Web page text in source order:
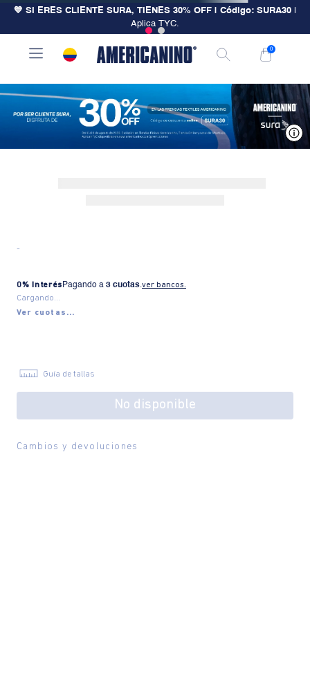
💙 SI ERES CLIENTE SURA, TIENES 30% OFF | Código: SURA30
Aplica TYC.
0
-
0% Interés Pagando a 3 cuotas.ver bancos.
Cargando...
Ver cuotas...
Guía de tallas
No disponible
Cambios y devoluciones